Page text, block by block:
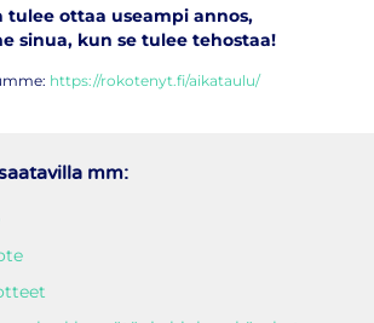
tulee ottaa useampi annos,
sinua, kun se tulee tehostaa!
https://rokotenyt.fi/aikataulu/
mm: